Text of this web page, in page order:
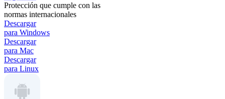
Protección que cumple con las
normas internacionales
Descargar
para Windows
Descargar
para Mac
Descargar
para Linux